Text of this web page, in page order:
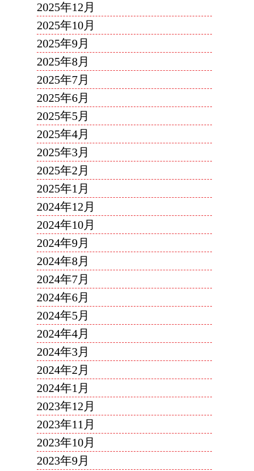
2025年12月
2025年10月
2025年9月
2025年8月
2025年7月
2025年6月
2025年5月
2025年4月
2025年3月
2025年2月
2025年1月
2024年12月
2024年10月
2024年9月
2024年8月
2024年7月
2024年6月
2024年5月
2024年4月
2024年3月
2024年2月
2024年1月
2023年12月
2023年11月
2023年10月
2023年9月